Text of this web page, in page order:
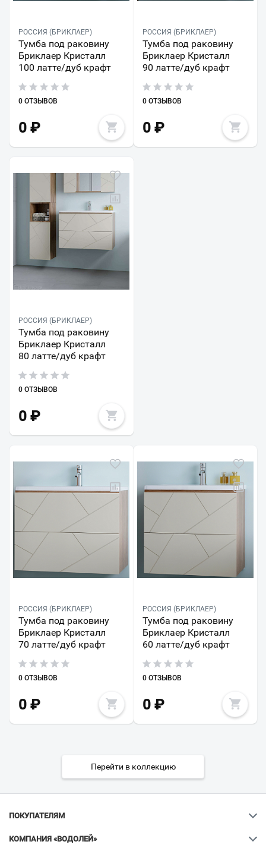
РОССИЯ (БРИКЛАЕР)
Тумба под раковину
Бриклаер Кристалл
100 латте/дуб крафт
0 ОТЗЫВОВ
0 ₽
РОССИЯ (БРИКЛАЕР)
Тумба под раковину
Бриклаер Кристалл
90 латте/дуб крафт
0 ОТЗЫВОВ
0₽
РОССИЯ (БРИКЛАЕР)
Тумба под раковину
Бриклаер Кристалл
80 латте/дуб крафт
0 ОТЗЫВОВ
0 ₽
РОССИЯ (БРИКЛАЕР)
Тумба под раковину
Бриклаер Кристалл
70 латте/дуб крафт
0 ОТЗЫВОВ
0 ₽
РОССИЯ (БРИКЛАЕР)
Тумба под раковину
Бриклаер Кристалл
60 латте/дуб крафт
0 ОТЗЫВОВ
0₽
Перейти в коллекцию
ПОКУПАТЕЛЯМ
КОМПАНИЯ «ВОДОЛЕЙ»